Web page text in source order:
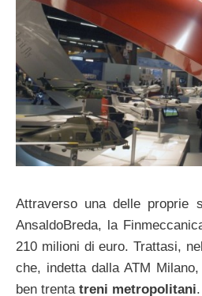
Attraverso una delle proprie
AnsaldoBreda, la
210 milioni di euro. Trattasi,
che, indetta dalla ATM
ben trenta treni metropolitani.